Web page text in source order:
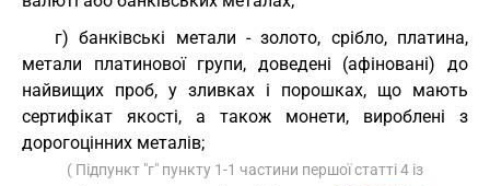
г) банківські метали - золото, срібло, платина,
метали платинової групи, доведені (афіновані) до
найвищих проб, у зливках і порошках, що мають
сертифікат якості, а також монети, вироблені з
дорогоцінних металів;
( Підпункт "г" пункту 1-1 частини першої статті 4 із